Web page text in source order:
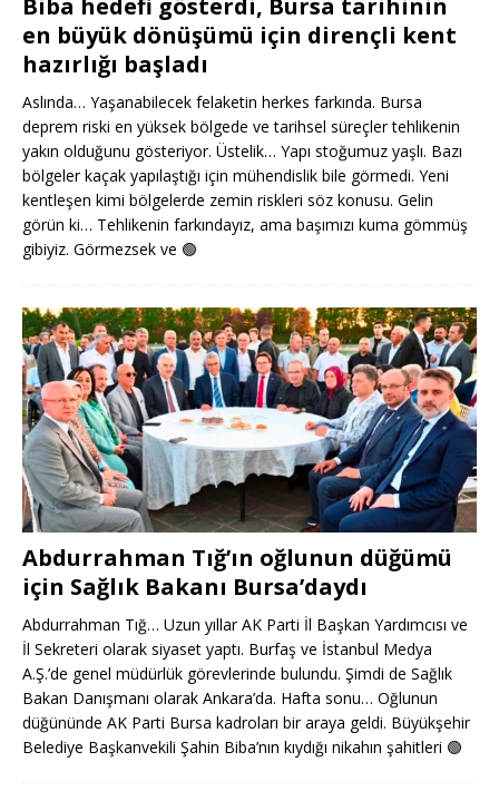
Biba hedefi gösterdi, Bursa tarihinin
en büyük dönüşümü için dirençli kent
hazırlığı başladı
Aslında… Yaşanabilecek felaketin herkes farkında. Bursa
deprem riski en yüksek bölgede ve tarihsel süreçler tehlikenin
yakın olduğunu gösteriyor. Üstelik… Yapı stoğumuz yaşlı. Bazı
bölgeler kaçak yapılaştığı için mühendislik bile görmedi. Yeni
kentleşen kimi bölgelerde zemin riskleri söz konusu. Gelin
görün ki… Tehlikenin farkındayız, ama başımızı kuma gömmüş
gibiyiz. Görmezsek ve 🟢
Abdurrahman Tığ’ın oğlunun düğümü
için Sağlık Bakanı Bursa’daydı
Abdurrahman Tığ… Uzun yıllar AK Parti İl Başkan Yardımcısı ve
İl Sekreteri olarak siyaset yaptı. Burfaş ve İstanbul Medya
A.Ş.’de genel müdürlük görevlerinde bulundu. Şimdi de Sağlık
Bakan Danışmanı olarak Ankara’da. Hafta sonu… Oğlunun
düğününde AK Parti Bursa kadroları bir araya geldi. Büyükşehir
Belediye Başkanvekili Şahin Biba’nın kıydığı nikahın şahitleri 🟢